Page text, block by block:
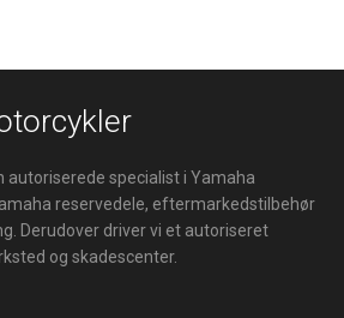
autoriserede specialist i Yamaha
reservedele, eftermarkedstilbehør
Derudover driver vi et autoriseret
og skadescenter.